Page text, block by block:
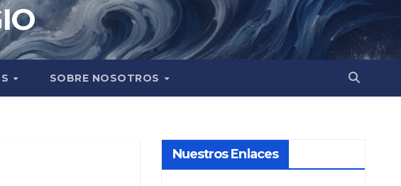
SOBRE NOSOTROS
Nuestros Enlaces